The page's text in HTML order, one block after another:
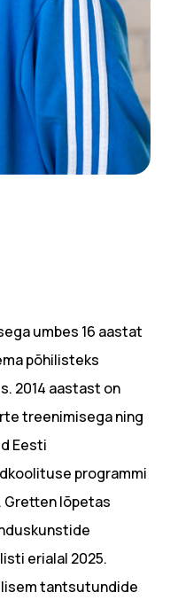
umbes 16 aastat
põhilisteks
2014 aastast on
treenimisega ning
Eesti
programmi
lõpetas
erialal 2025.
tantsutundide